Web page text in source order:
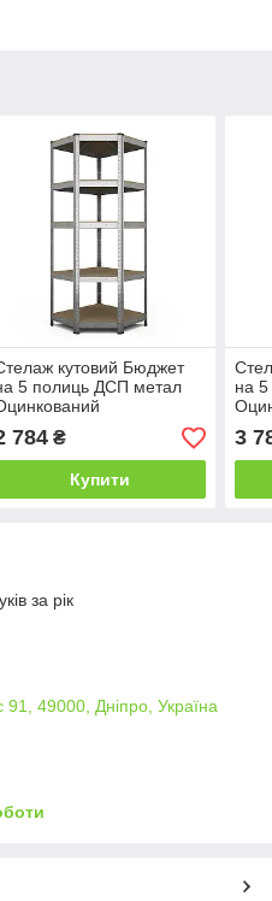
кутовий Бюджет
5 полиць ДСП метал
425 мм
ТМ)
784₴
Купити
на
3
за рік
49000, Дніпро, Україна